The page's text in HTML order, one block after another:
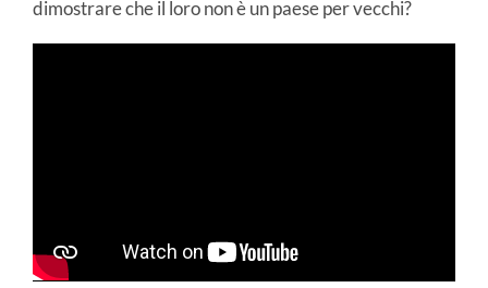
dimostrare che il loro non è un paese per vecchi?